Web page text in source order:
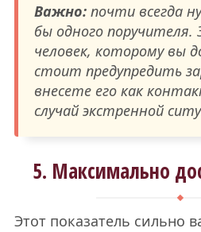
Важно:почти всегда
бы одного
человек, которому вы
стоит предупредить
внесете его как
случай экстренной
5. Максимально
Этот показатель сильно